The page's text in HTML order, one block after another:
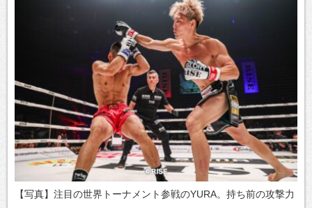
【写真】注目の世界トーナメント参戦のYURA。持ち前の攻撃力